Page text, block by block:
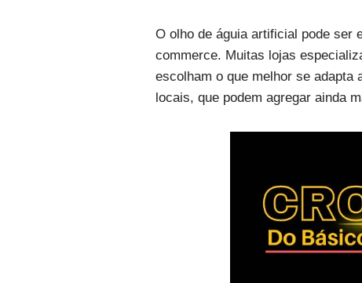
O olho de águia artificial pode ser
commerce. Muitas lojas
escolham o que melhor se
locais, que podem agregar ainda